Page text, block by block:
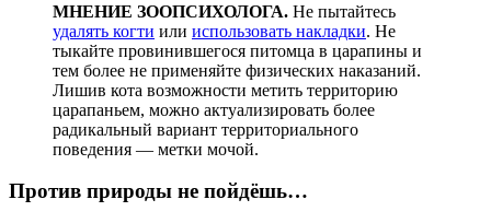
МНЕНИЕ ЗООПСИХОЛОГА. Не пытайтесь
удалять когти или использовать накладки. Не
тыкайте провинившегося питомца в царапины и
тем более не применяйте физических наказаний.
Лишив кота возможности метить территорию
царапаньем, можно актуализировать более
радикальный вариант территориального
поведения — метки мочой.
Против природы не пойдёшь…